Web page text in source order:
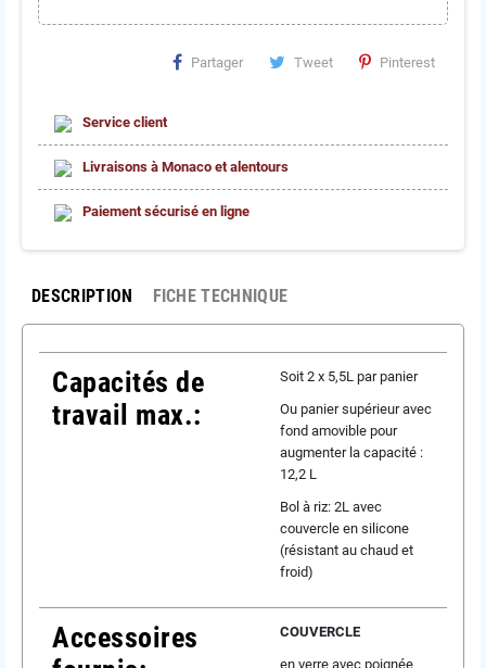
Partager Tweet Pinterest
Service client
Livraisons à Monaco et alentours
Paiement sécurisé en ligne
DESCRIPTION FICHE TECHNIQUE
Capacités de
travail max.:
Soit 2 x 5,5L par panier
Ou panier supérieur avec
fond amovible pour
augmenter la capacité :
12,2 L
Bol à riz: 2L avec
couvercle en silicone
(résistant au chaud et
froid)
Accessoires
COUVERCLE
en verre avec poignée